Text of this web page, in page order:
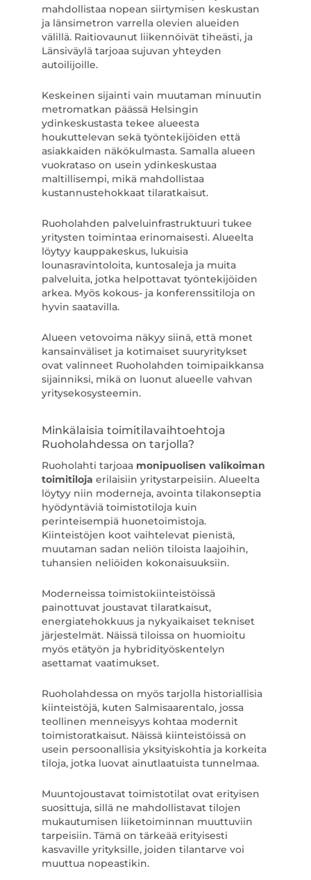
mahdollistaa nopean siirtymisen keskustan
ja länsimetron varrella olevien alueiden
välillä. Raitiovaunut liikennöivät tiheästi, ja
Länsiväylä tarjoaa sujuvan yhteyden
autoilijoille.
Keskeinen sijainti vain muutaman minuutin
metromatkan päässä Helsingin
ydinkeskustasta tekee alueesta
houkuttelevan sekä työntekijöiden että
asiakkaiden näkökulmasta. Samalla alueen
vuokrataso on usein ydinkeskustaa
maltillisempi, mikä mahdollistaa
kustannustehokkaat tilaratkaisut.
Ruoholahden palveluinfrastruktuuri tukee
yritysten toimintaa erinomaisesti. Alueelta
löytyy kauppakeskus, lukuisia
lounasravintoloita, kuntosaleja ja muita
palveluita, jotka helpottavat työntekijöiden
arkea. Myös kokous- ja konferenssitiloja on
hyvin saatavilla.
Alueen vetovoima näkyy siinä, että monet
kansainväliset ja kotimaiset suuryritykset
ovat valinneet Ruoholahden toimipaikkansa
sijainniksi, mikä on luonut alueelle vahvan
yritysekosysteemin.
Minkälaisia toimitilavaihtoehtoja
Ruoholahdessa on tarjolla?
Ruoholahti tarjoaa monipuolisen valikoiman
toimitiloja erilaisiin yritystarpeisiin. Alueelta
löytyy niin moderneja, avointa tilakonseptia
hyödyntäviä toimistotiloja kuin
perinteisempiä huonetoimistoja.
Kiinteistöjen koot vaihtelevat pienistä,
muutaman sadan neliön tiloista laajoihin,
tuhansien neliöiden kokonaisuuksiin.
Moderneissa toimistokiinteistöissä
painottuvat joustavat tilaratkaisut,
energiatehokkuus ja nykyaikaiset tekniset
järjestelmät. Näissä tiloissa on huomioitu
myös etätyön ja hybridityöskentelyn
asettamat vaatimukset.
Ruoholahdessa on myös tarjolla historiallisia
kiinteistöjä, kuten Salmisaarentalo, jossa
teollinen menneisyys kohtaa modernit
toimistoratkaisut. Näissä kiinteistöissä on
usein persoonallisia yksityiskohtia ja korkeita
tiloja, jotka luovat ainutlaatuista tunnelmaa.
Muuntojoustavat toimistotilat ovat erityisen
suosittuja, sillä ne mahdollistavat tilojen
mukautumisen liiketoiminnan muuttuviin
tarpeisiin. Tämä on tärkeää erityisesti
kasvaville yrityksille, joiden tilantarve voi
muuttua nopeastikin.